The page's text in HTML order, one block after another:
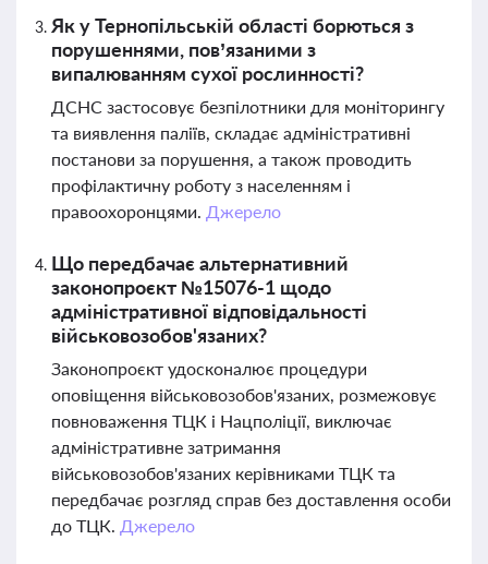
Як у Тернопільській області борються з
порушеннями, пов’язаними з
випалюванням сухої рослинності?
ДСНС застосовує безпілотники для моніторингу
та виявлення паліїв, складає адміністративні
постанови за порушення, а також проводить
профілактичну роботу з населенням і
правоохоронцями. Джерело
Що передбачає альтернативний
законопроєкт №15076-1 щодо
адміністративної відповідальності
військовозобов'язаних?
Законопроєкт удосконалює процедури
оповіщення військовозобов'язаних, розмежовує
повноваження ТЦК і Нацполіції, виключає
адміністративне затримання
військовозобов'язаних керівниками ТЦК та
передбачає розгляд справ без доставлення особи
до ТЦК. Джерело